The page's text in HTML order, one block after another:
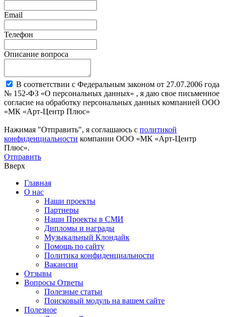
Email
Телефон
Описание вопроса
В соответствии с Федеральным законом от 27.07.2006 года
№ 152-ФЗ «О персональных данных» , я даю свое письменное
согласие на обработку персональных данных компанией ООО
«МК «Арт-Центр Плюс»
Нажимая "Отправить", я соглашаюсь с политикой
конфиденциальности компании ООО «МК «Арт-Центр
Плюс».
Отправить
Вверх
Главная
О нас
Наши проекты
Партнеры
Наши Проекты в СМИ
Дипломы и награды
Музыкальный Клондайк
Помощь по сайту
Политика конфиденциальности
Вакансии
Отзывы
Вопросы Ответы
Полезные статьи
Поисковый модуль на вашем сайте
Полезное